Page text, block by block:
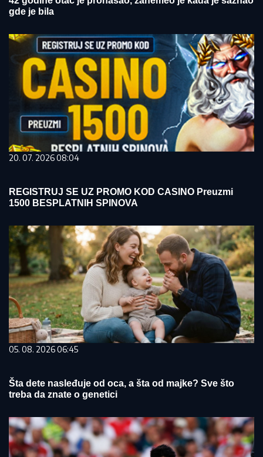
gde je bila
20. 07. 2026 08:04
REGISTRUJ SE UZ PROMO KOD CASINO Preuzmi
1500 BESPLATNIH SPINOVA
05. 08. 2026 06:45
Šta dete nasleđuje od oca, a šta od majke? Sve što
treba da znate o genetici